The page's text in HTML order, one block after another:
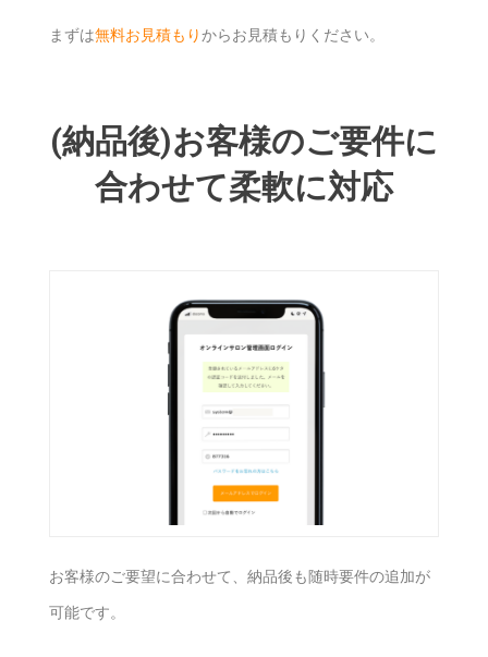
まずは無料お見積もりからお見積もりください。
(納品後)お客様のご要件に
合わせて柔軟に対応
お客様のご要望に合わせて、納品後も随時要件の追加が
可能です。